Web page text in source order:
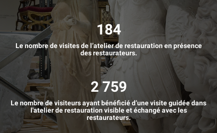
184
Le nombre de visites de l’atelier de restauration en présence
des restaurateurs.
2 759
Le nombre de visiteurs ayant bénéficié d’une visite guidée dans
l'atelier de restauration visible et échangé avec les
restaurateurs.